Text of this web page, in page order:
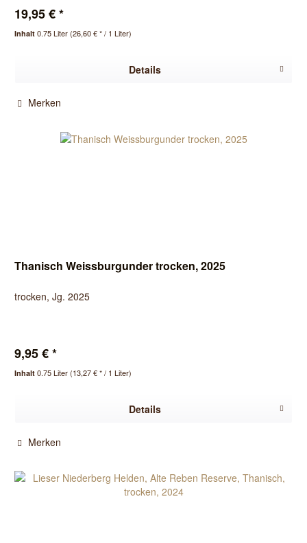
19,95 € *
Inhalt0.75 Liter(26,60 € * / 1 Liter)
Details
Merken
Thanisch Weissburgunder trocken, 2025
trocken, Jg. 2025
9,95 € *
Inhalt0.75 Liter(13,27 € * / 1 Liter)
Details
Merken